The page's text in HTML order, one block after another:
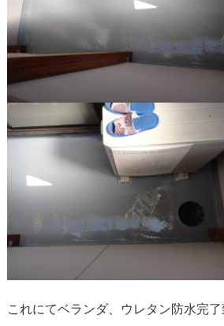
これにてベランダ、ウレタン防水完